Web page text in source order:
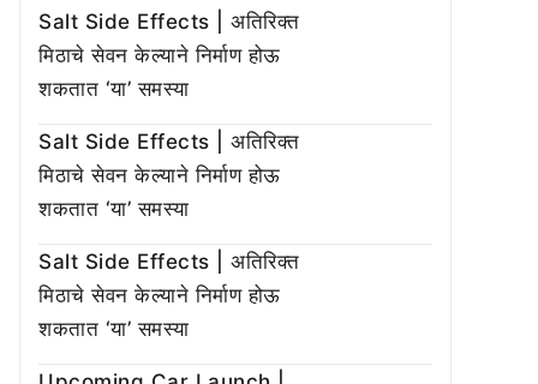
Salt Side Effects | अतिरिक्त
मिठाचे सेवन केल्याने निर्माण होऊ
शकतात ‘या’ समस्या
Salt Side Effects | अतिरिक्त
मिठाचे सेवन केल्याने निर्माण होऊ
शकतात ‘या’ समस्या
Salt Side Effects | अतिरिक्त
मिठाचे सेवन केल्याने निर्माण होऊ
शकतात ‘या’ समस्या